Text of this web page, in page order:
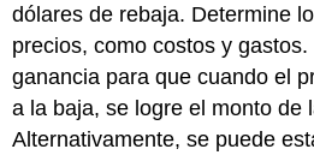
dólares de rebaja. Determine
precios, como costos y
ganancia para que cuando el
a la baja, se logre el monto de
Alternativamente, se puede